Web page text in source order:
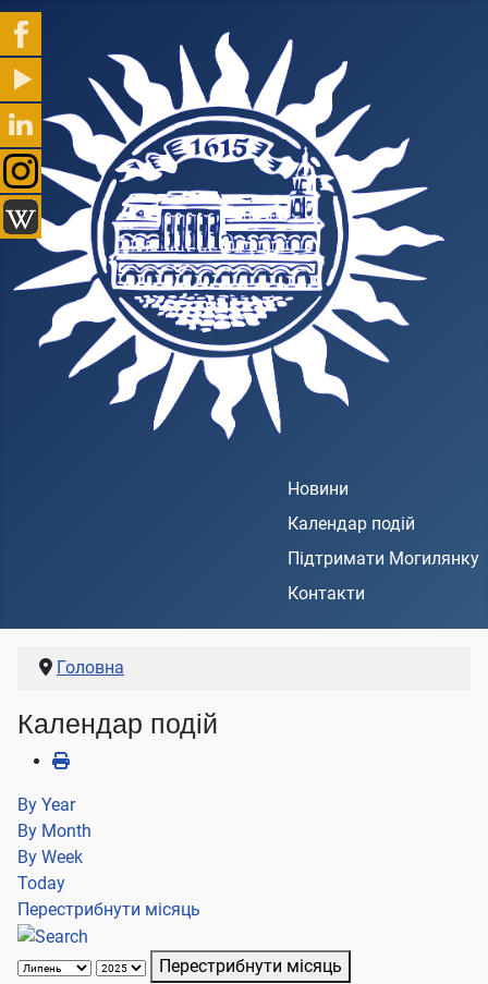
Новини
Календар подій
Підтримати Могилянку
Контакти
Головна
Календар подій
By Year
By Month
By Week
Today
Перестрибнути місяць
Перестрибнути місяць